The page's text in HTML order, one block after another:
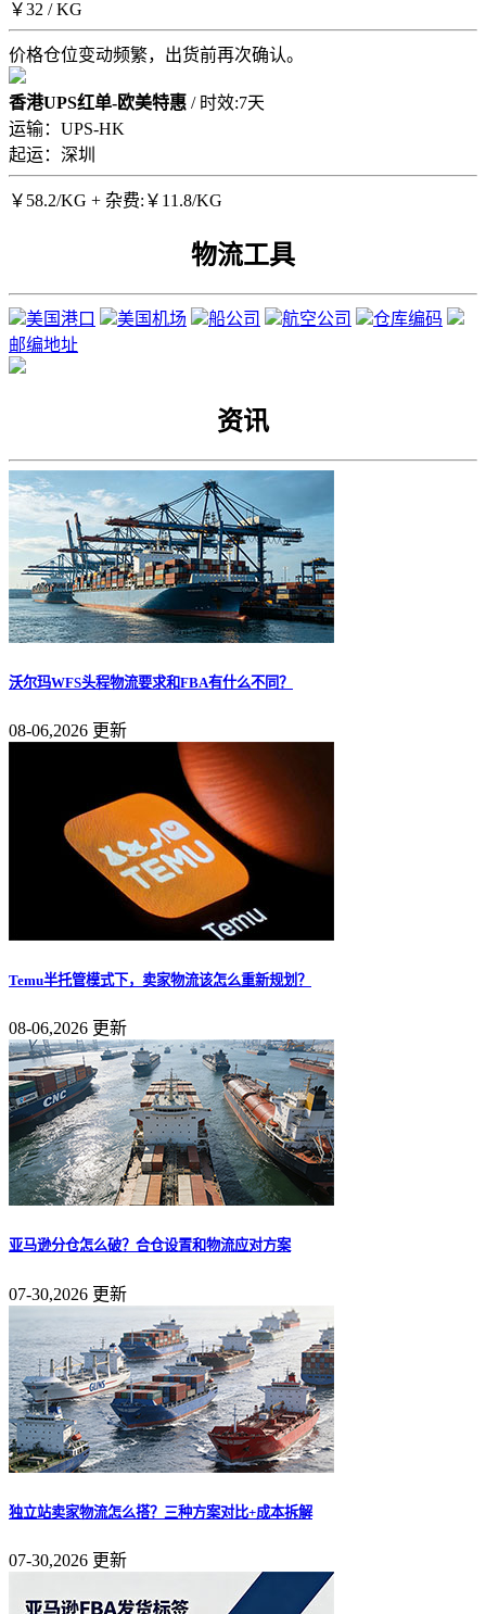
￥32 / KG
价格仓位变动频繁，出货前再次确认。
香港UPS红单-欧美特惠 / 时效:7天
运输：UPS-HK
起运：深圳
￥ 58.2/KG + 杂费:￥11.8/KG
物流工具
美国港口 美国机场 船公司 航空公司
仓库编码
邮编地址
资讯
沃尔玛WFS头程物流要求和FBA有什么不同？
08-06,2026 更新
Temu半托管模式下，卖家物流该怎么重新规划？
08-06,2026 更新
亚马逊分仓怎么破？合仓设置和物流应对方案
07-30,2026 更新
独立站卖家物流怎么搭？三种方案对比+成本拆解
07-30,2026 更新